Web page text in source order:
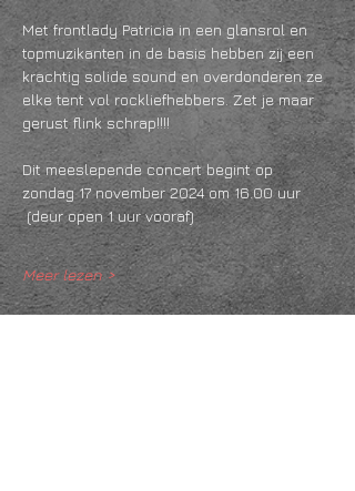
Met frontlady Patricia in een glansrol en
topmuzikanten in de basis hebben zij een
krachtig solide sound en overdonderen ze
elke tent vol rockliefhebbers. Zet je maar
gerust flink schrap!!!!
Dit meeslepende concert begint op
zondag 17 november 2024 om 16.00 uur
(deur open 1 uur vooraf)
Meer lezen >